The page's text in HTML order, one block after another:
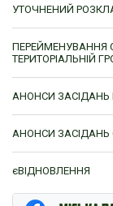
УТОЧНЕНИЙ
ПЕРЕЙМЕНУВАННЯ
ТЕРИТОРІАЛЬНІЙ
АНОНСИ
АНОНСИ ЗАСІДАНЬ
єВІДНОВЛЕННЯ